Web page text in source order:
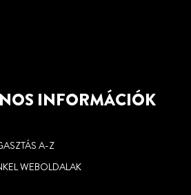
INFORMÁCIÓK
A-Z
WEBOLDALAK